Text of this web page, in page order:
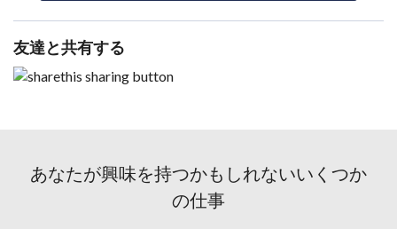
友達と共有する
あなたが興味を持つかもしれないいくつか
の仕事